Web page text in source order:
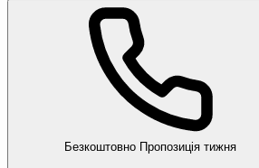
Безкоштовно Пропозиція тижня